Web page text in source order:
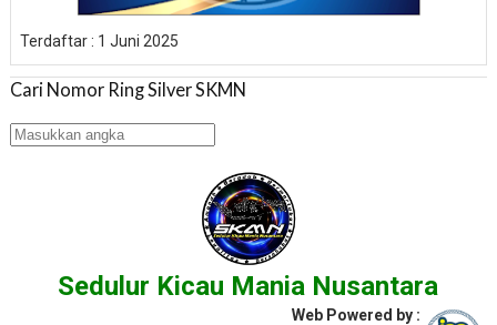
Terdaftar : 1 Juni 2025
Cari Nomor Ring Silver SKMN
Sedulur Kicau Mania Nusantara
Web Powered by :